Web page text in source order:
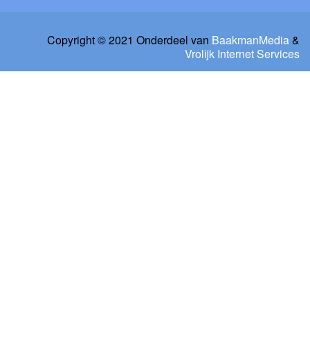
Copyright © 2021 Onderdeel van BaakmanMedia&
Vrolijk Internet Services